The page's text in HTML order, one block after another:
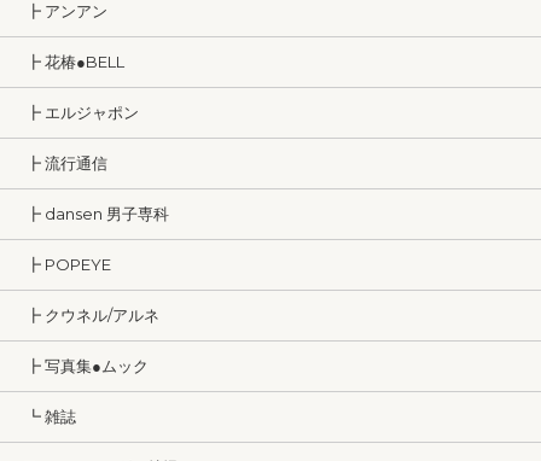
┣ アンアン
┣ 花椿●BELL
┣ エルジャポン
┣ 流行通信
┣ dansen 男子専科
┣ POPEYE
┣ クウネル/アルネ
┣ 写真集●ムック
┗ 雑誌